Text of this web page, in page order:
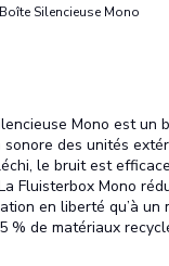
Boîte Silencieuse Mono
Mono est un
sonore des unités
le bruit est
Fluisterbox Mono
en liberté qu’à un
% de matériaux